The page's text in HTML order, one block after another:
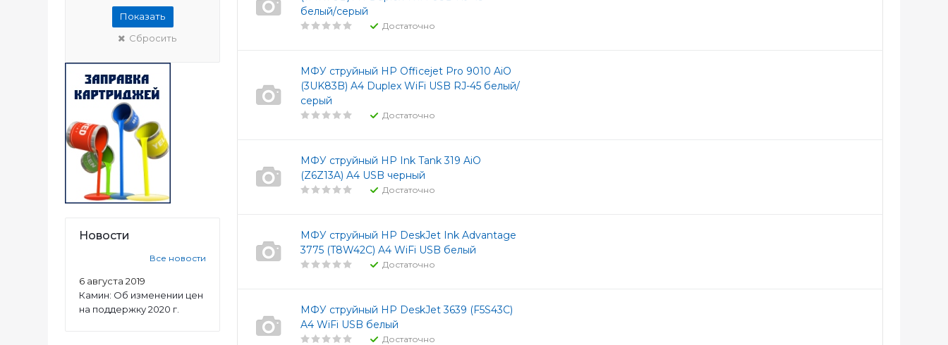
Показать
Сбросить
Новости
Все новости
6 августа 2019
Камин: Об изменении цен
на поддержку 2020 г.
белый/серый
Достаточно
МФУ струйный HP Officejet Pro 9010 AiO
(3UK83B) A4 Duplex WiFi USB RJ-45 белый/
серый
Достаточно
МФУ струйный HP Ink Tank 319 AiO
(Z6Z13A) A4 USB черный
Достаточно
МФУ струйный HP DeskJet Ink Advantage
3775 (T8W42C) A4 WiFi USB белый
Достаточно
МФУ струйный HP DeskJet 3639 (F5S43C)
A4 WiFi USB белый
Достаточно